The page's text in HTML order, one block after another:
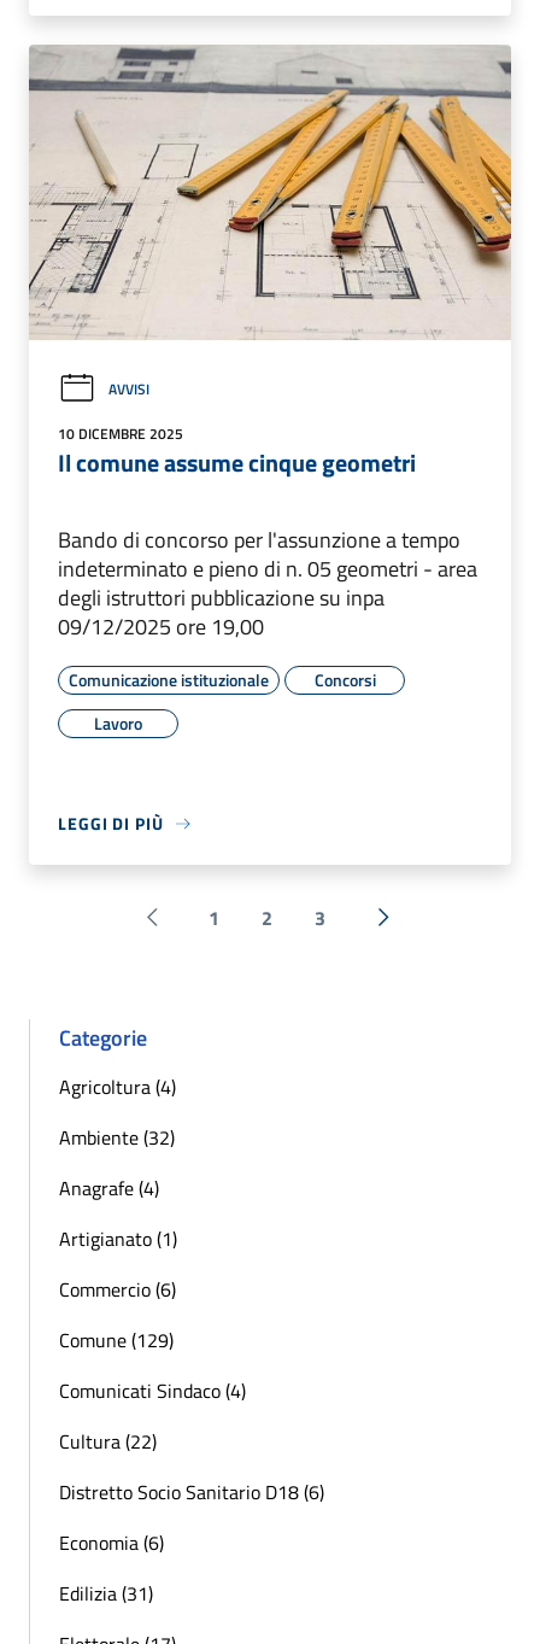
AVVISI
10 DICEMBRE 2025
Il comune assume cinque geometri
Bando di concorso per l'assunzione a tempo
indeterminato e pieno di n. 05 geometri - area
degli istruttori pubblicazione su inpa
09/12/2025 ore 19,00
Comunicazione istituzionale
Concorsi
Lavoro
LEGGI DI PIÙ
Pagina precedente
1 2 3 Successiva »
Categorie
Agricoltura (4)
Ambiente (32)
Anagrafe (4)
Artigianato (1)
Commercio (6)
Comune (129)
Comunicati Sindaco (4)
Cultura (22)
Distretto Socio Sanitario D18 (6)
Economia (6)
Edilizia (31)